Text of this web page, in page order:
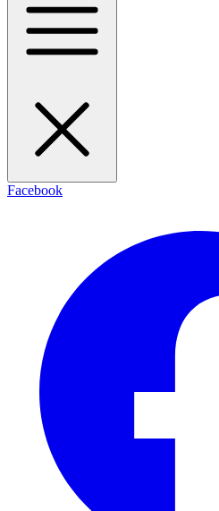
Facebook